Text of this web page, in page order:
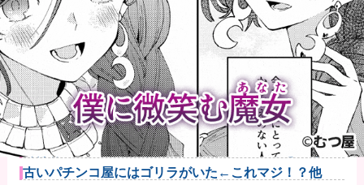
これ美容にい...
【悲報】風俗嬢やってる女の末路ｗｗｗｗｗｗｗｗｗ
ｗｗ
【速報】子どもたちのヒーロー・任天堂、熊本地震を
受け製品修理...
【悲報】聖隷クリストファーの150km左腕高部くん、
10奪三...
【2連勝】巨人ファン集合【ダルベック】他
野党「消費税を減税しろ！」政府「消費税減税するわ
ｗ」野党「消...
【正論】今の20代「タモリっておもしろくないじゃ
ん。笑ったこ...
【悲報】警察に射殺された包丁男、直前に母を亡くし
精神的ショッ...
古いパチンコ屋にはゴリラがいた←これマジ！？他